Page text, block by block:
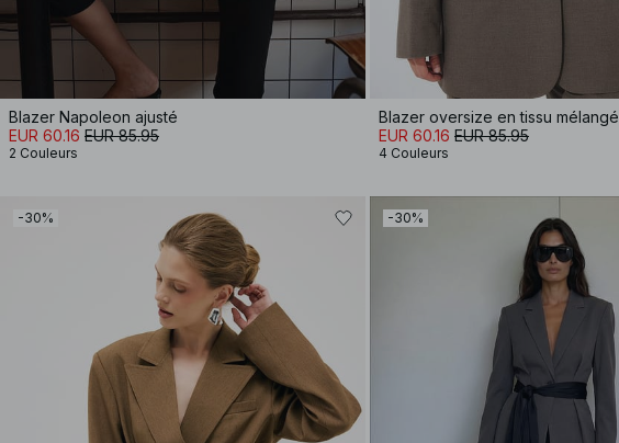
Blazer Napoleon ajusté
EUR 60.16 EUR 85.95
2 Couleurs
Blazer oversize en tissu mélangé
EUR 60.16 EUR 85.95
4 Couleurs
-30% -30%